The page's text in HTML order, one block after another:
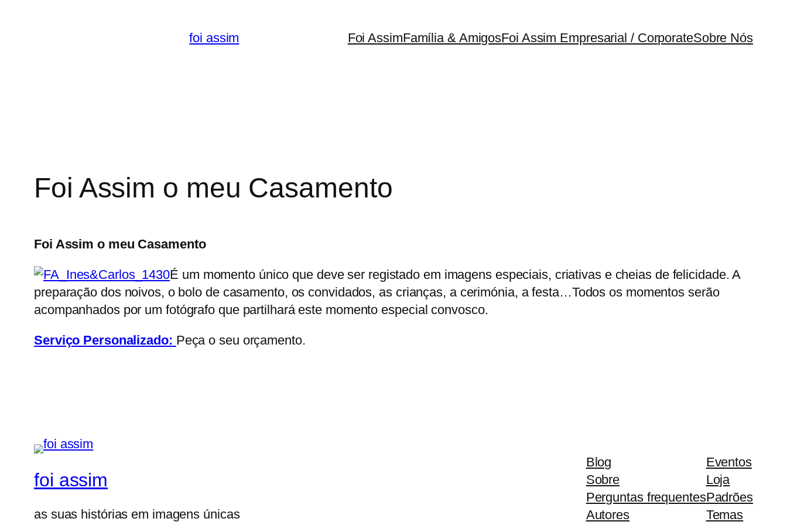
foi assim Foi AssimFamília & AmigosFoi Assim Empresarial / CorporateSobre Nós
Foi Assim o meu Casamento
Foi Assim o meu Casamento
É um momento único que deve ser registado em imagens especiais, criativas e cheias de felicidade. A
preparação dos noivos, o bolo de casamento, os convidados, as crianças, a cerimónia, a festa…Todos os momentos serão
acompanhados por um fotógrafo que partilhará este momento especial convosco.
Serviço Personalizado: Peça o seu orçamento.
foi assim
as suas histórias em imagens únicas
Blog
Sobre
Perguntas frequentes
Autores
Eventos
Loja
Padrões
Temas